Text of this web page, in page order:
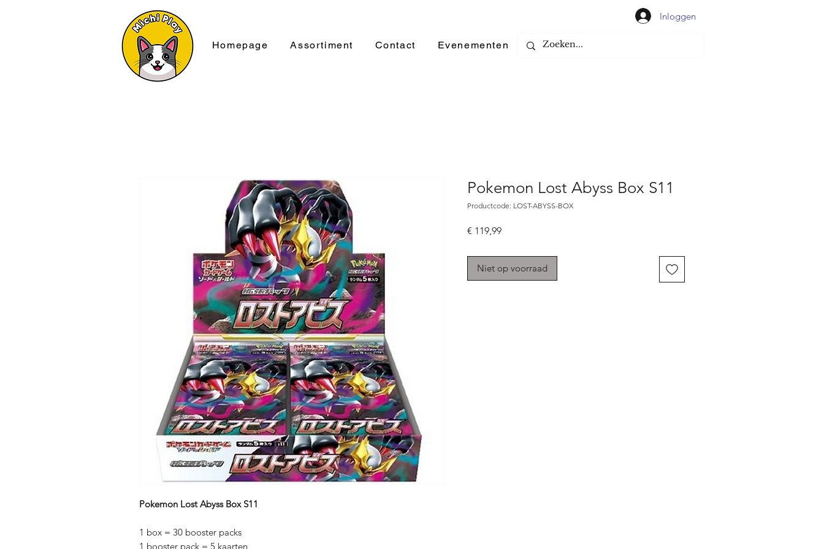
Inloggen
Homepage Assortiment Contact Evenementen
Pokemon Lost Abyss Box S11
1 box = 30 booster packs
1 booster pack = 5 kaarten
Pokemon Lost Abyss Box S11
Productcode: LOST-ABYSS-BOX
€ 119,99Prijs
Niet op voorraad